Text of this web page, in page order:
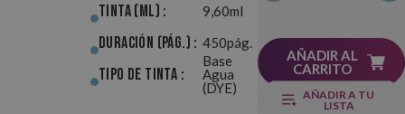
Tinta (ml) : 9,60ml
Duración (pág.) : 450pág.
Tipo de Tinta :
Base
Agua
(DYE)
AÑADIR AL
CARRITO
AÑADIR A TU
LISTA